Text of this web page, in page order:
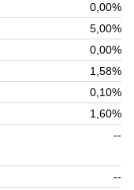
0,00%
5,00%
0,00%
1,58%
0,10%
1,60%
--
--